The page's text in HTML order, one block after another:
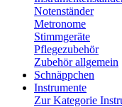
Notenständer
Metronome
Stimmgeräte
Pflegezubehör
Zubehör allgemein
Schnäppchen
Instrumente
Zur Kategorie